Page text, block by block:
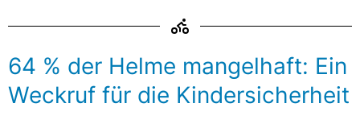
64 % der Helme mangelhaft: Ein
Weckruf für die Kindersicherheit